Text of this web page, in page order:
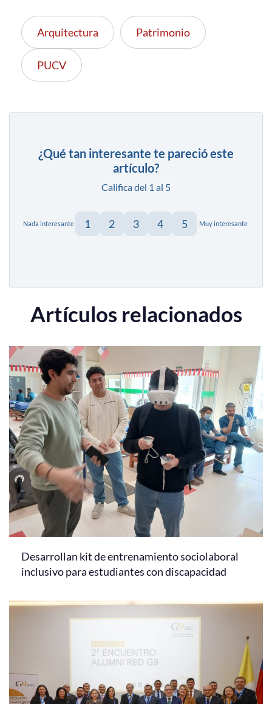
Arquitectura Patrimonio
PUCV
¿Qué tan interesante te pareció este
artículo?
Califica del 1 al 5
Nada interesante 1 2 3 4 5 Muy interesante
Artículos relacionados
Desarrollan kit de entrenamiento sociolaboral
inclusivo para estudiantes con discapacidad